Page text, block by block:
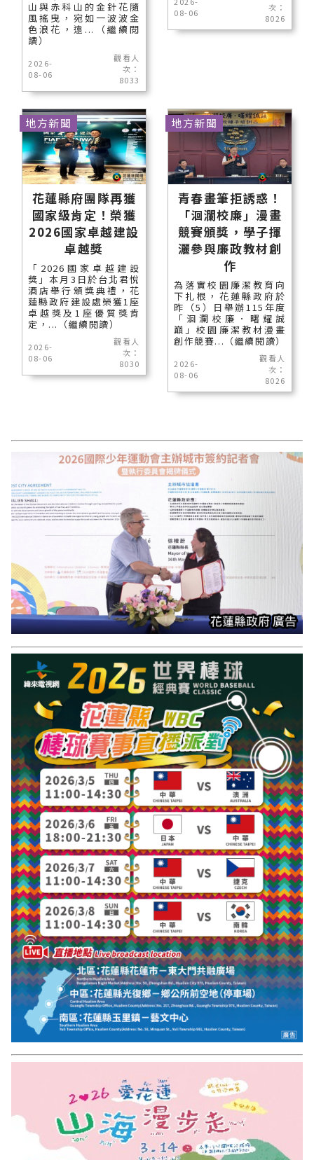
山與赤科山的金針花隨
風搖曳，宛如一波波金
色浪花，遠...（繼續閱
讀）
2026-
08-06
觀看人
次：
8033
08-06
次：
8026
花蓮縣府團隊再獲
國家級肯定！榮獲
2026國家卓越建設
卓越獎
「2026國家卓越建設
獎」本月3日於台北君悅
酒店舉行頒獎典禮，花
蓮縣政府建設處榮獲1座
卓越獎及1座優質獎肯
定，...（繼續閱讀）
2026-
08-06
觀看人
次：
8030
地方新聞
青春畫筆拒誘惑！
「洄瀾校廉」漫畫
競賽頒獎，學子揮
灑參與廉政教材創
作
為落實校園廉潔教育向
下扎根，花蓮縣政府於
昨（5）日舉辦115年度
「洄瀾校廉．曙耀誠
巔」校園廉潔教材漫畫
創作競賽...（繼續閱讀）
2026-
08-06
觀看人
次：
8026
地方新聞